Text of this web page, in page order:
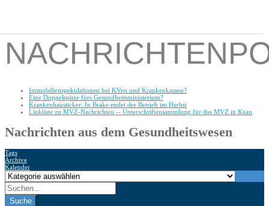
Immobilienspekulationen bei KVen und Krankenkassen?
Eine Doppelspitze fürs Gesundheitsministerium?
Krankenhausticker: In Brake endet der Betrieb im Herbst
Linkliste zu MVZ-Nachrichten -- Unterschriftensammlung für das MVZ in Kaan
Nachrichten aus dem Gesundheitswesen
Tags
Archive
Kalender
Suche